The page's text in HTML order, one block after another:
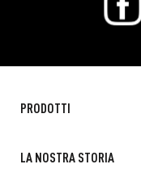
PRODOTTI
LA NOSTRA STORIA